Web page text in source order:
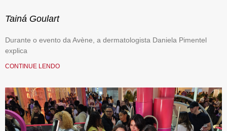
Tainá Goulart
Durante o evento da Avène, a dermatologista Daniela Pimentel
explica
CONTINUE LENDO